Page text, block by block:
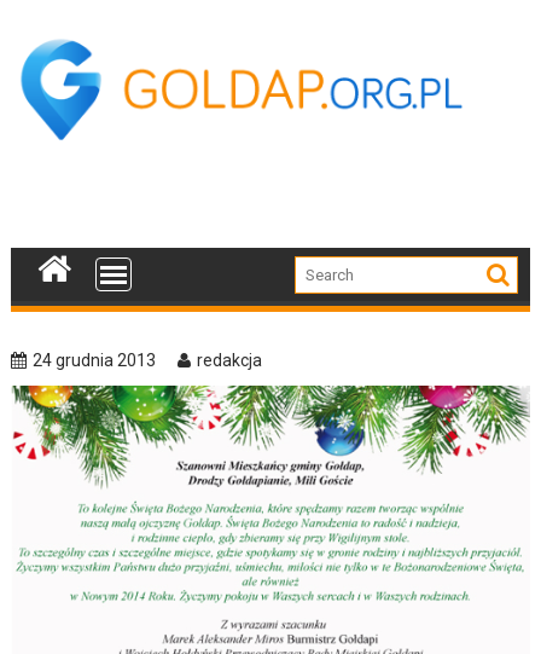
content
24 grudnia 2013 redakcja